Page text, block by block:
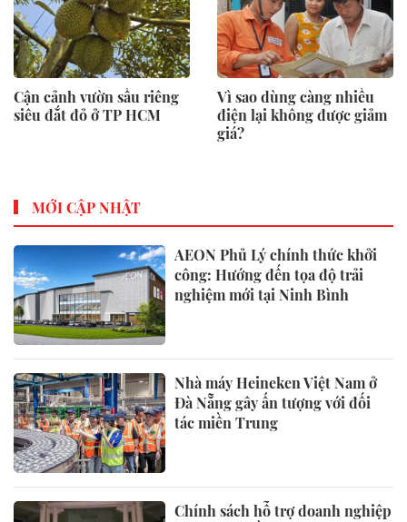
Cận cảnh vườn sầu riêng
siêu đắt đỏ ở TP HCM
Vì sao dùng càng nhiều
điện lại không được giảm
giá?
MỚI CẬP NHẬT
AEON Phủ Lý chính thức khởi
công: Hướng đến tọa độ trải
nghiệm mới tại Ninh Bình
Nhà máy Heineken Việt Nam ở
Đà Nẵng gây ấn tượng với đối
tác miền Trung
Chính sách hỗ trợ doanh nghiệp